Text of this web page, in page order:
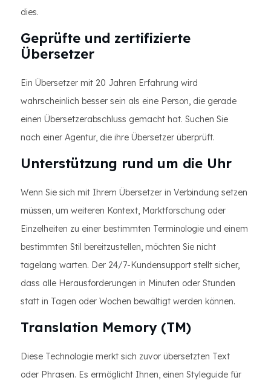
dies.
Geprüfte und zertifizierte
Übersetzer
Ein Übersetzer mit 20 Jahren Erfahrung wird
wahrscheinlich besser sein als eine Person, die gerade
einen Übersetzerabschluss gemacht hat. Suchen Sie
nach einer Agentur, die ihre Übersetzer überprüft.
Unterstützung rund um die Uhr
Wenn Sie sich mit Ihrem Übersetzer in Verbindung setzen
müssen, um weiteren Kontext, Marktforschung oder
Einzelheiten zu einer bestimmten Terminologie und einem
bestimmten Stil bereitzustellen, möchten Sie nicht
tagelang warten. Der 24/7-Kundensupport stellt sicher,
dass alle Herausforderungen in Minuten oder Stunden
statt in Tagen oder Wochen bewältigt werden können.
Translation Memory (TM)
Diese Technologie merkt sich zuvor übersetzten Text
oder Phrasen. Es ermöglicht Ihnen, einen Styleguide für